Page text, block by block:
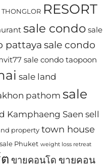
THONGLOR RESORT
sale condo sale
pattaya sale condo
sale condo taopoon
sale land
pathom sale
Kamphaeng Saen sell
property town house
Phuket weight loss retreat
ขายคอนโด ขายคอน